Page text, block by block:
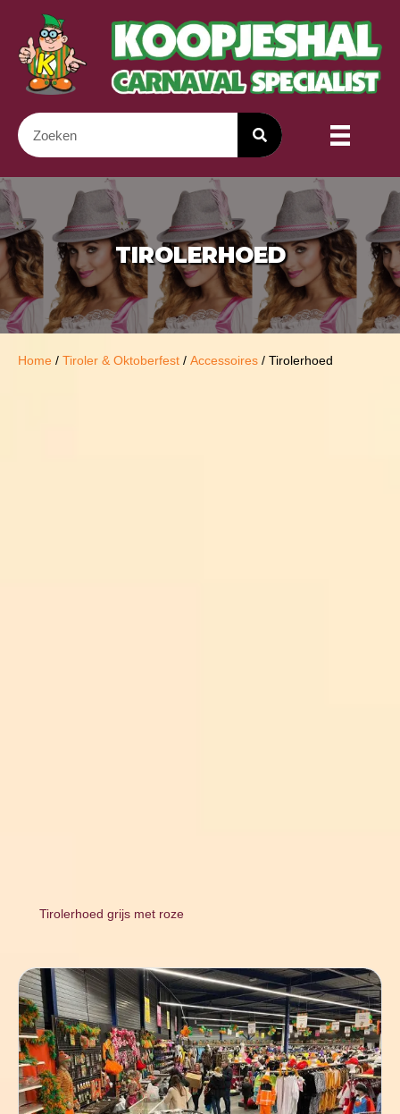
TIROLERHOED
Home / Tiroler & Oktoberfest / Accessoires / Tirolerhoed
Tirolerhoed grijs met roze